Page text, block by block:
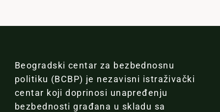
Beogradski centar za bezbednosnu
politiku (BCBP) je nezavisni istraživački
centar koji doprinosi unapređenju
bezbednosti građana u skladu sa